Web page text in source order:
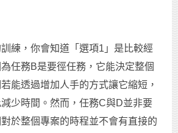
練，你會知道「選項1」是比較經
任務B是要徑任務，它能決定整個
能透過增加人手的方式讓它縮短，
少時間。然而，任務C與D並非要
於整個專案的時程並不會有直接的